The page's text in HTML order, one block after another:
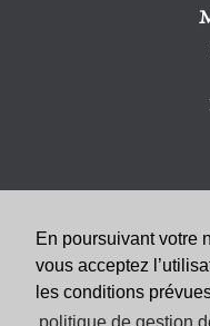
En poursuivant votre
vous acceptez
les conditions